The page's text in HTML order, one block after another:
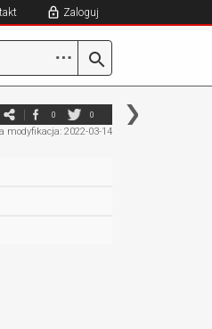
Zaloguj
⋯
0 0
modyfikacja: 2022-03-14